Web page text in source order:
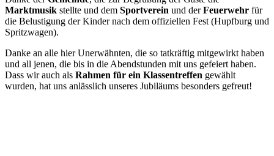
Marktmusik stellte und dem Sportverein und derFeuerwehr für
die Belustigung der Kinder nach dem offiziellen Fest (Hupfburg und
Spritzwagen).
Danke an alle hier Unerwähnten, die so tatkräftig mitgewirkt haben
und all jenen, die bis in die Abendstunden mit uns gefeiert haben.
Dass wir auch als Rahmen für ein Klassentreffen gewählt
wurden, hat uns anlässlich unseres Jubiläums besonders gefreut!